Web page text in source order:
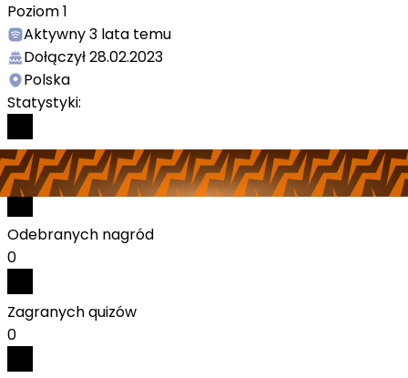
Poziom1
Aktywny3 lata temu
Dołączył28.02.2023
Polska
Statystyki:
Wykonanych zadań
8
Odebranych nagród
0
Zagranych quizów
0